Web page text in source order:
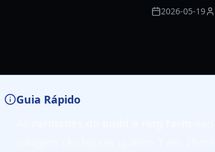
2026-05-19
Guia Rápido